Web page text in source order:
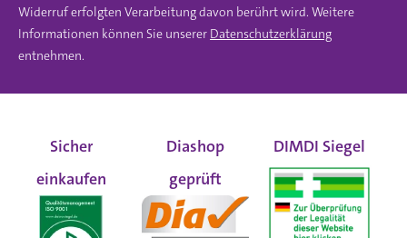
Widerruf erfolgten Verarbeitung davon berührt wird. Weitere
Informationen können Sie unserer Datenschutzerklärung
entnehmen.
Sicher
einkaufen
Diashop
geprüft
DIMDI Siegel